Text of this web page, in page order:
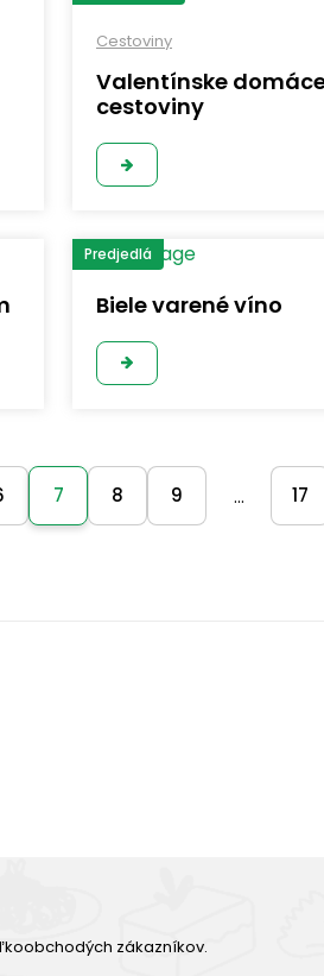
Cestoviny
Valentínske
cestoviny
Predjedlá
Biele varené víno
7 8 9 ... 17
zákazníkov.